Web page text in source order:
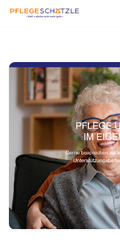
springen